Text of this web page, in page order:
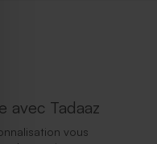
avec Tadaaz
vous